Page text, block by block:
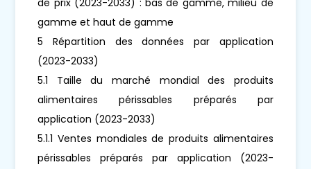
gamme et haut de gamme
5 Répartition des données par application
(2023-2033)
5.1 Taille du marché mondial des produits
alimentaires périssables préparés par
application (2023-2033)
5.1.1 Ventes mondiales de produits alimentaires
périssables préparés par application (2023-